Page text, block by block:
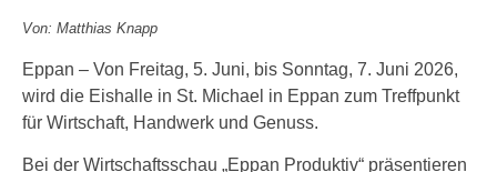
Von: Matthias Knapp
Eppan – Von Freitag, 5. Juni, bis Sonntag, 7. Juni 2026,
wird die Eishalle in St. Michael in Eppan zum Treffpunkt
für Wirtschaft, Handwerk und Genuss.
Bei der Wirtschaftsschau „Eppan Produktiv“ präsentieren